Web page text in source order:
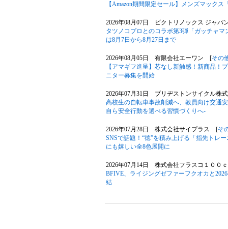
【Amazon期間限定セール】メンズマック
2026年08月07日 ビクトリノックス ジャ
タツノコプロとのコラボ第3弾「ガッチャ
は8月7日から8月27日まで
2026年08月05日 有限会社エーワン [その
【アマギフ進呈】芯なし新触感！新商品！
ニター募集を開始
2026年07月31日 ブリヂストンサイクル株
高校生の自転車事故削減へ、教員向け交通
自ら安全行動を選べる習慣づくりへ-
2026年07月28日 株式会社サイプラス [そ
SNSで話題！“徳”を積み上げる「指先トレ
にも嬉しい全8色展開に
2026年07月14日 株式会社フラスコ１００
BFIVE、ライジングゼファーフクオカと
結